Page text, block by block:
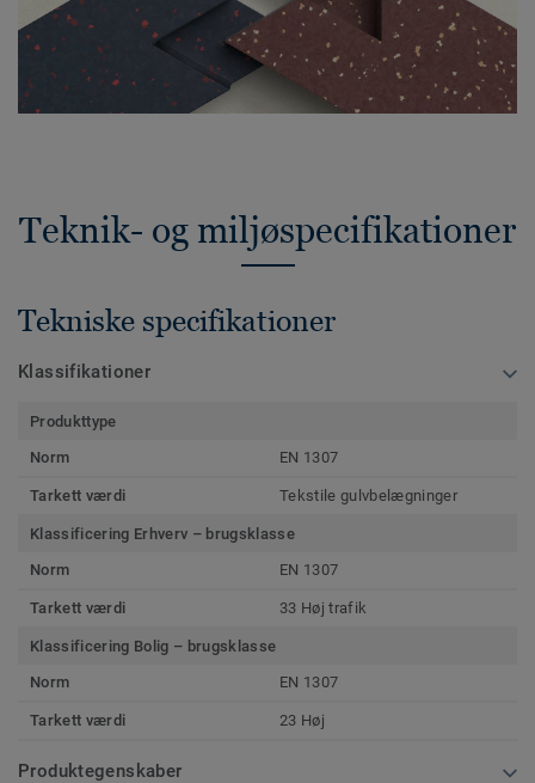
Teknik- og miljøspecifikationer
Tekniske specifikationer
Klassifikationer
Produkttype
Norm
EN 1307
Tarkett værdi Tekstile gulvbelægninger
Klassificering Erhverv – brugsklasse
Norm
EN 1307
Tarkett værdi 33 Høj trafik
Klassificering Bolig – brugsklasse
Norm
EN 1307
Tarkett værdi 23 Høj
Produktegenskaber